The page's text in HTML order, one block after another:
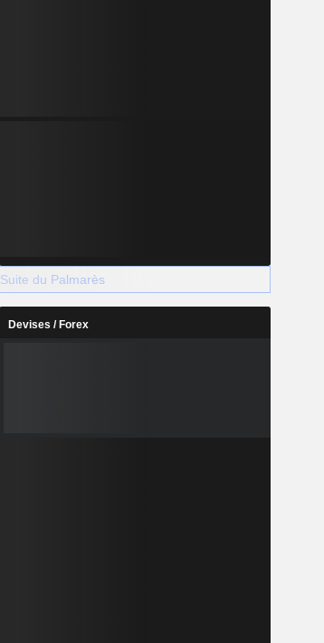
Suite du Palmarès
Devises / Forex